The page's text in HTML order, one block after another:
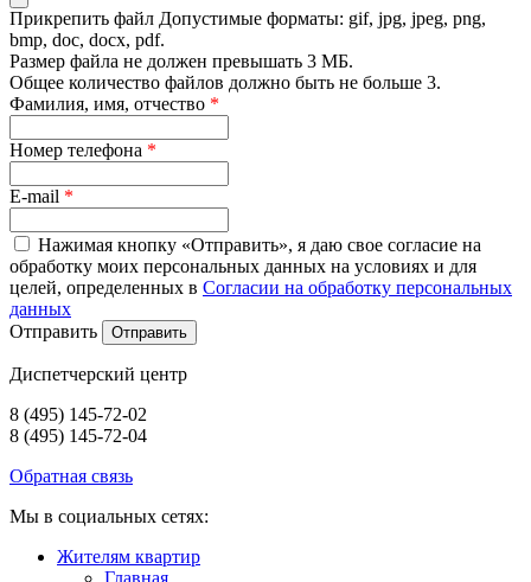
Прикрепить файл Допустимые форматы: gif, jpg, jpeg, png,
bmp, doc, docx, pdf.
Размер файла не должен превышать 3 МБ.
Общее количество файлов должно быть не больше 3.
Фамилия, имя, отчество *
Номер телефона *
E-mail *
Нажимая кнопку «Отправить», я даю свое согласие на
обработку моих персональных данных на условиях и для
целей, определенных в Согласии на обработку персональных
данных
Отправить
Диспетчерский центр
8 (495) 145-72-02
8 (495) 145-72-04
Обратная связь
Мы в социальных сетях:
Жителям квартир
Главная